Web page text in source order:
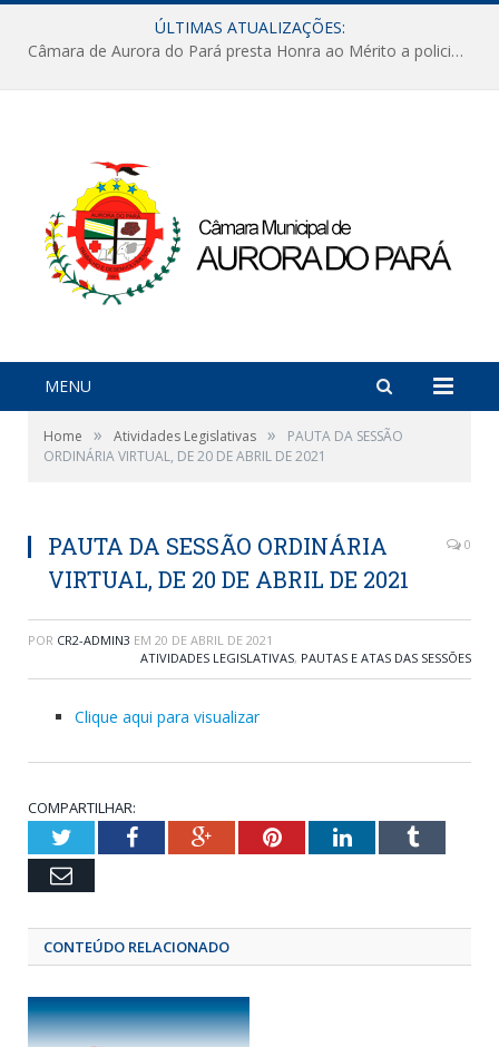
ÚLTIMAS ATUALIZAÇÕES:
Câmara de Aurora do Pará presta Honra ao Mérito a policiais militares em sessão marcada por reconhecimento e emoção
MENU
Home » Atividades Legislativas »
PAUTA DA SESSÃO
ORDINÁRIA VIRTUAL, DE 20 DE ABRIL DE 2021
PAUTA DA SESSÃO ORDINÁRIA
VIRTUAL, DE 20 DE ABRIL DE 2021
0
POR CR2-ADMIN3 EM 20 DE ABRIL DE 2021
ATIVIDADES LEGISLATIVAS, PAUTAS E ATAS DAS SESSÕES
Clique aqui para visualizar
COMPARTILHAR:
TwitterFacebookGoogle+PinterestLinkedInTumblr
Email
CONTEÚDO RELACIONADO